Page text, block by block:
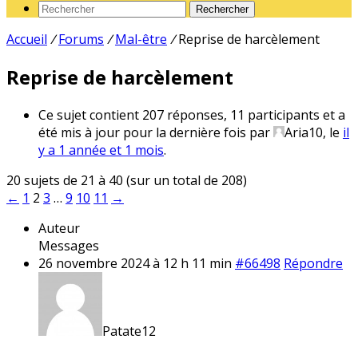
Rechercher
Accueil / Forums / Mal-être / Reprise de harcèlement
Reprise de harcèlement
Ce sujet contient 207 réponses, 11 participants et a
été mis à jour pour la dernière fois par
Aria10, le il
y a 1 année et 1 mois.
20 sujets de 21 à 40 (sur un total de 208)
← 1 2 3 … 9 10 11 →
Auteur
Messages
26 novembre 2024 à 12 h 11 min #66498 Répondre
Patate12